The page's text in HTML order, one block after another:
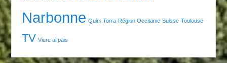
Narbonne Quim Torra Région Occitanie Suisse Toulouse
TV Viure al pais